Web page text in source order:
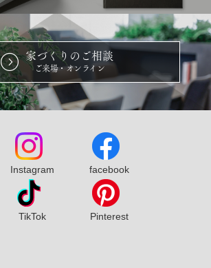
家づくりのご相談
ご来場・オンライン
Instagram facebook
TikTok Pinterest